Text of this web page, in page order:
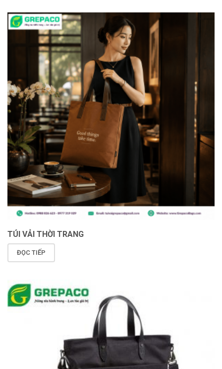
TÚI VẢI THỜI TRANG
ĐỌC TIẾP